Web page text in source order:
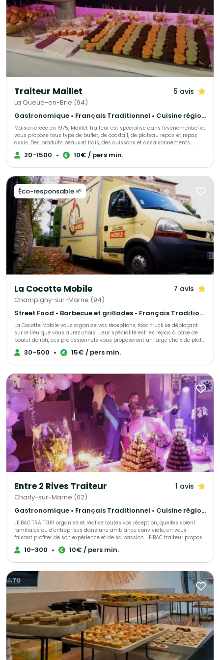
toute l'Île-de-France avec une installation soignée, propre et totalement
autonome. Flexibilité : Plusieurs formules disponibles (sucré, salé,
snacking) proposées soit en prestation forfaitaire, soit en vente directe. En
résumé : Vous apportez la gourmandise, le spectacle visuel et la
convivialité pour tout vos évènements.
Traiteur Maillet 5 avis
La Queue-en-Brie (94)
Gastronomique • Français Traditionnel • Cuisine régionale
Maison créée en 1975, Maillet Traiteur est spécialisé dans l'évènementiel et
vous propose tous type de buffet, de cocktail, de plateau repas et repas
assis. Des produits beaux et frais, des cuissons et assaisonnements
adaptés, le tout fait maison par notre chef de cuisine expérimenté!
Recettes élégantes, parfois oubliées et souvent surprenantes, toujours
l'organisation de réception.
20-1500 • 10€ / pers min.
Éco-responsable 🌱
La Cocotte Mobile 7 avis
Champigny-sur-Marne (94)
Street Food • Barbecue et grillades • Français Traditionnel
La Cocotte Mobile vous organise vos réceptions, food truck se déplaçant
sur le lieu que vous aurez choisi. Leur spécialité est les repas à base de
poulet de rôti, ces professionnels vous proposeront un large choix de plats,
tout est personnalisable et fait maison. Pour plus d’informations précises,
contactez-les !
30-500 • 15€ / pers min.
Entre 2 Rives Traiteur 1 avis
Charly-sur-Marne (02)
Gastronomique • Français Traditionnel • Cuisine régionale
LE BAC TRAITEUR organise et réalise toutes vos réception, quelles soient
familiales ou d’entreprises dans une ambiance conviviale, en vous
faisant profiter de son expérience et de sa passion. LE BAC traiteur propose
des produits Français, locaux, régionaux. Des produits issus de
l'agriculture raisonnée, Bio, de saison. LE BAC traiteur met en avant des
10-300 • 10€ / pers min.